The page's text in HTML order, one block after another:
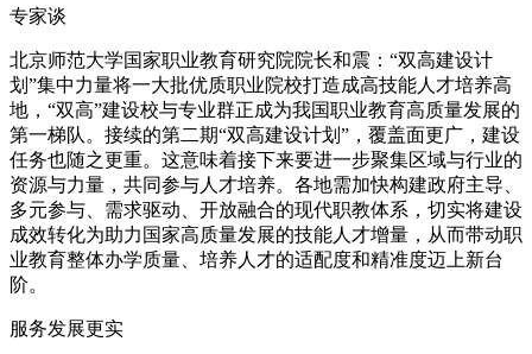
专家谈
北京师范大学国家职业教育研究院院长和震：“双高建设计
划”集中力量将一大批优质职业院校打造成高技能人才培养高
地，“双高”建设校与专业群正成为我国职业教育高质量发展的
第一梯队。接续的第二期“双高建设计划”，覆盖面更广，建设
任务也随之更重。这意味着接下来要进一步聚集区域与行业的
资源与力量，共同参与人才培养。各地需加快构建政府主导、
多元参与、需求驱动、开放融合的现代职教体系，切实将建设
成效转化为助力国家高质量发展的技能人才增量，从而带动职
业教育整体办学质量、培养人才的适配度和精准度迈上新台
阶。
服务发展更实